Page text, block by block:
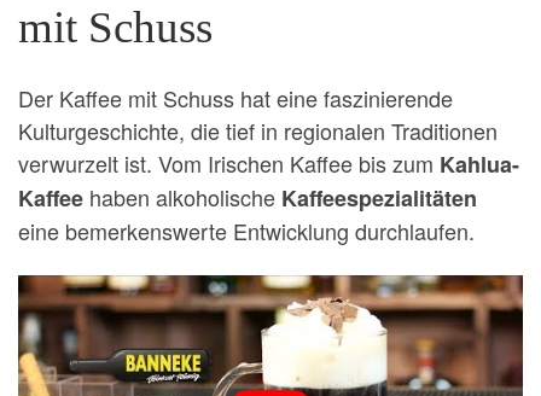
mit Schuss
Der Kaffee mit Schuss hat eine faszinierende
Kulturgeschichte, die tief in regionalen Traditionen
verwurzelt ist. Vom Irischen Kaffee bis zum Kahlua-
Kaffee haben alkoholische Kaffeespezialitäten
eine bemerkenswerte Entwicklung durchlaufen.